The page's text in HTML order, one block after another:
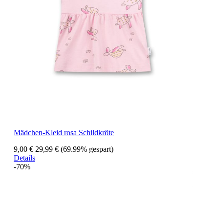
Mädchen-Kleid rosa Schildkröte
9,00 € 29,99 € (69.99% gespart)
Details
-70%